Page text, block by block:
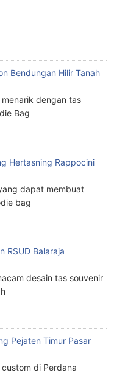
Bendungan Hilir Tanah
dengan tas
Bag
Hertasning Rappocini
dapat membuat
bag
RSUD Balaraja
desain tas souvenir
Pejaten Timur Pasar
di Perdana